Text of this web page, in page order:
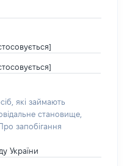
які займають
становище,
запобігання
України